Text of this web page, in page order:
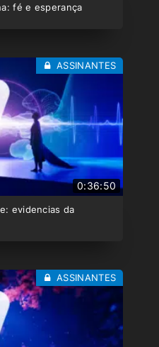
fé e esperança
0:36:50
evidencias da
ASSINANTES
ASSINANTES